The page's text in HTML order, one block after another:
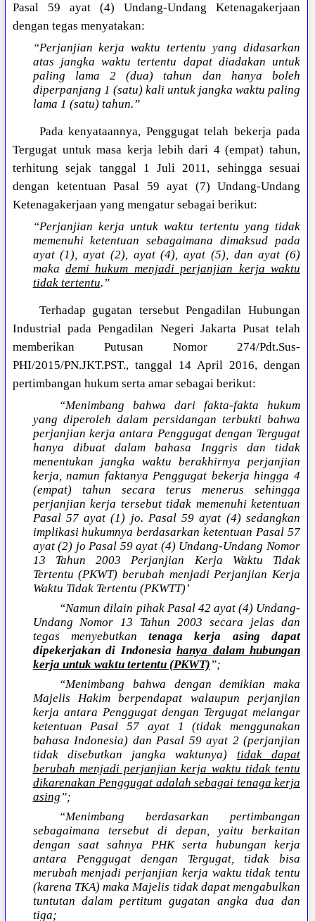
Pasal 59 ayat (4) Undang-Undang Ketenagakerjaan
dengan tegas menyatakan:
“Perjanjian kerja waktu tertentu yang didasarkan
atas jangka waktu tertentu dapat diadakan untuk
paling lama 2 (dua) tahun dan hanya boleh
diperpanjang 1 (satu) kali untuk jangka waktu paling
lama 1 (satu) tahun.”
Pada kenyataannya, Penggugat telah bekerja pada
Tergugat untuk masa kerja lebih dari 4 (empat) tahun,
terhitung sejak tanggal 1 Juli 2011, sehingga sesuai
dengan ketentuan Pasal 59 ayat (7) Undang-Undang
Ketenagakerjaan yang mengatur sebagai berikut:
“Perjanjian kerja untuk waktu tertentu yang tidak
memenuhi ketentuan sebagaimana dimaksud pada
ayat (1), ayat (2), ayat (4), ayat (5), dan ayat (6)
maka demi hukum menjadi perjanjian kerja waktu
tidak tertentu.”
Terhadap gugatan tersebut Pengadilan Hubungan
Industrial pada Pengadilan Negeri Jakarta Pusat telah
memberikan Putusan Nomor 274/Pdt.Sus-
PHI/2015/PN.JKT.PST., tanggal 14 April 2016, dengan
pertimbangan hukum serta amar sebagai berikut:
“Menimbang bahwa dari fakta-fakta hukum
yang diperoleh dalam persidangan terbukti bahwa
perjanjian kerja antara Penggugat dengan Tergugat
hanya dibuat dalam bahasa Inggris dan tidak
menentukan jangka waktu berakhirnya perjanjian
kerja, namun faktanya Penggugat bekerja hingga 4
(empat) tahun secara terus menerus sehingga
perjanjian kerja tersebut tidak memenuhi ketentuan
Pasal 57 ayat (1) jo. Pasal 59 ayat (4) sedangkan
implikasi hukumnya berdasarkan ketentuan Pasal 57
ayat (2) jo Pasal 59 ayat (4) Undang-Undang Nomor
13 Tahun 2003 Perjanjian Kerja Waktu Tidak
Tertentu (PKWT) berubah menjadi Perjanjian Kerja
Waktu Tidak Tertentu (PKWTT)’
“Namun dilain pihak Pasal 42 ayat (4) Undang-
Undang Nomor 13 Tahun 2003 secara jelas dan
tegas menyebutkantenaga kerja asing dapat
dipekerjakan di Indonesiahanya dalam hubungan
kerja untuk waktu tertentu (PKWT)”;
“Menimbang bahwa dengan demikian maka
Majelis Hakim berpendapat walaupun perjanjian
kerja antara Penggugat dengan Tergugat melangar
ketentuan Pasal 57 ayat 1 (tidak menggunakan
bahasa Indonesia) dan Pasal 59 ayat 2 (perjanjian
tidak disebutkan jangka waktunya) tidak dapat
berubah menjadi perjanjian kerja waktu tidak tentu
dikarenakan Penggugat adalah sebagai tenaga kerja
asing”;
“Menimbang berdasarkan pertimbangan
sebagaimana tersebut di depan, yaitu berkaitan
dengan saat sahnya PHK serta hubungan kerja
antara Penggugat dengan Tergugat, tidak bisa
merubah menjadi perjanjian kerja waktu tidak tentu
(karena TKA) maka Majelis tidak dapat mengabulkan
tuntutan dalam pertitum gugatan angka dua dan
tiga;